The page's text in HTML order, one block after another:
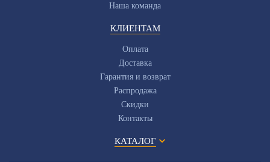
Наша команда
КЛИЕНТАМ
Оплата
Доставка
Гарантия и возврат
Распродажа
Скидки
Контакты
КАТАЛОГ